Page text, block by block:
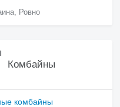
Ровно
Комбайны
комбайны